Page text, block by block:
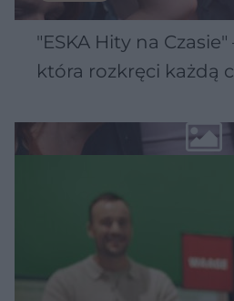
"ESKA Hity na
która rozkręci każdą